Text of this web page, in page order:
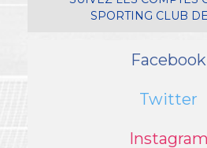
SPORTING CLUB
Facebook
Twitter
Instagram